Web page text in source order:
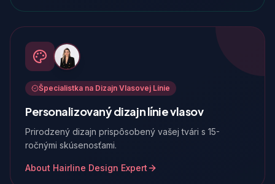
Špecialistka na Dizajn Vlasovej Línie
Personalizovaný dizajn línie vlasov
Prirodzený dizajn prispôsobený vašej tvári s 15-
ročnými skúsenosťami.
About Hairline Design Expert